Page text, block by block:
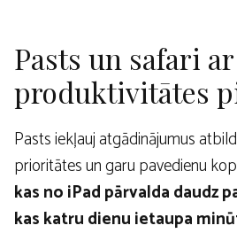
Pasts un safari ar
produktivitātes
Pasts iekļauj atgādinājumus
prioritātes un garu pavedienu
kas no iPad pārvalda daudz
kas katru dienu ietaupa